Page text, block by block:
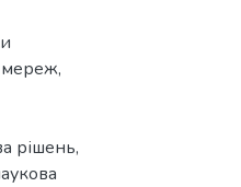
мереж,
рішень,